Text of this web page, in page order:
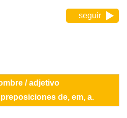
seguir
/ adjetivo
de, em, a.